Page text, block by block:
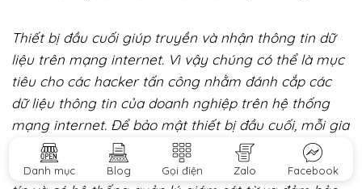
Thiết bị đầu cuối giúp truyền và nhận thông tin dữ
liệu trên mạng internet. Vì vậy chúng có thể là mục
tiêu cho các hacker tấn công nhằm đánh cắp các
dữ liệu thông tin của doanh nghiệp trên hệ thống
mạng internet. Để bảo mật thiết bị đầu cuối, mỗi gia
đình hay mỗi doanh nghiệp trước hết cần ưu tiên lựa
chọn các thiết bị đầu cuối của các nhà cung cấp uy
Danh mục Blog Gọi điện Zalo Facebook